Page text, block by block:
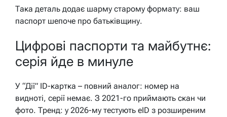
Така деталь додає шарму старому формату: ваш
паспорт шепоче про батьківщину.
Цифрові паспорти та майбутнє:
серія йде в минуле
У “Дії” ID-картка – повний аналог: номер на
видноті, серії немає. З 2021-го приймають скан чи
фото. Тренд: у 2026-му тестують eID з розширеним